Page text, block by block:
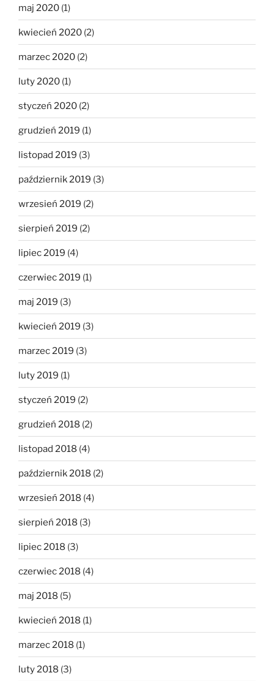
maj 2020 (1)
kwiecień 2020 (2)
marzec 2020 (2)
luty 2020 (1)
styczeń 2020 (2)
grudzień 2019 (1)
listopad 2019 (3)
październik 2019 (3)
wrzesień 2019 (2)
sierpień 2019 (2)
lipiec 2019 (4)
czerwiec 2019 (1)
maj 2019 (3)
kwiecień 2019 (3)
marzec 2019 (3)
luty 2019 (1)
styczeń 2019 (2)
grudzień 2018 (2)
listopad 2018 (4)
październik 2018 (2)
wrzesień 2018 (4)
sierpień 2018 (3)
lipiec 2018 (3)
czerwiec 2018 (4)
maj 2018 (5)
kwiecień 2018 (1)
marzec 2018 (1)
luty 2018 (3)